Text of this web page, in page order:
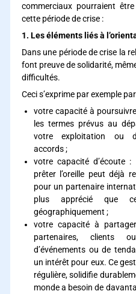
commerciaux pourraient
cette période de crise :
1. Les éléments liés à
Dans une période de crise la
font preuve de solidarité,
difficultés.
Ceci s’exprime par exemple
votre capacité à
les termes prévus au
votre exploitation ou
accords ;
votre capacité d’écoute
prêter l’oreille peut déjà
pour un partenaire
plus apprécié que
géographiquement ;
votre capacité à
partenaires, clients
d’événements ou de
un intérêt pour eux. Ce
régulière, solidifie
monde a besoin de